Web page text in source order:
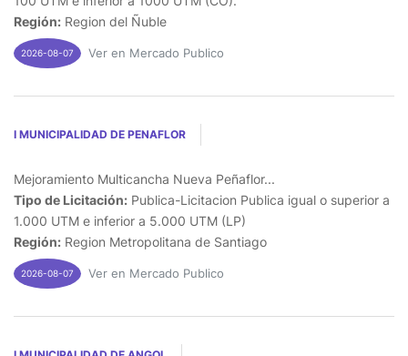
Región: Region del Ñuble
2026-08-07 Ver en Mercado Publico
I MUNICIPALIDAD DE PENAFLOR
Mejoramiento Multicancha Nueva Peñaflor...
Tipo de Licitación: Publica-Licitacion Publica igual o superior a
1.000 UTM e inferior a 5.000 UTM (LP)
Región: Region Metropolitana de Santiago
2026-08-07 Ver en Mercado Publico